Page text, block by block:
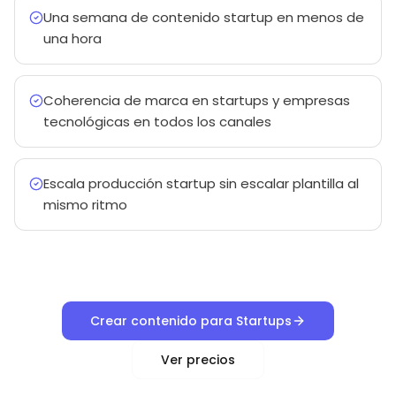
Una semana de contenido startup en menos de
una hora
Coherencia de marca en startups y empresas
tecnológicas en todos los canales
Escala producción startup sin escalar plantilla al
mismo ritmo
Crear contenido para Startups
Ver precios